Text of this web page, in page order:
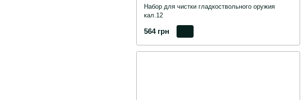
Набор для чистки гладкоствольного оружия
кал.12
564 грн